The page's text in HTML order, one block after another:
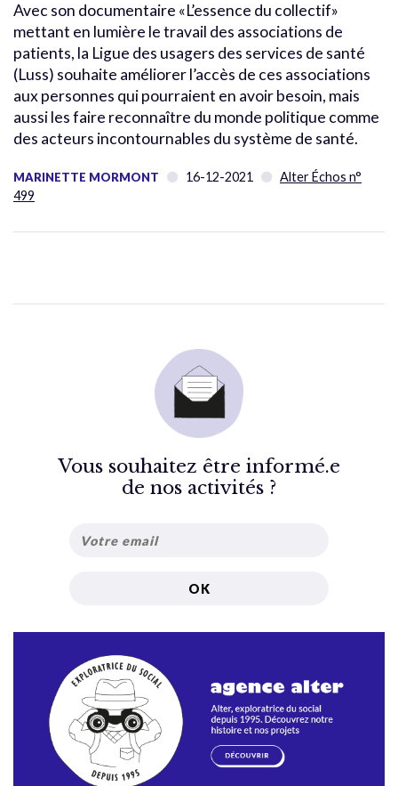
Avec son documentaire «L’essence du collectif»
mettant en lumière le travail des associations de
patients, la Ligue des usagers des services de santé
(Luss) souhaite améliorer l’accès de ces associations
aux personnes qui pourraient en avoir besoin, mais
aussi les faire reconnaître du monde politique comme
des acteurs incontournables du système de santé.
MARINETTE MORMONT 16-12-2021
Alter Échos n°
499
Vous souhaitez être informé.e
de nos activités ?